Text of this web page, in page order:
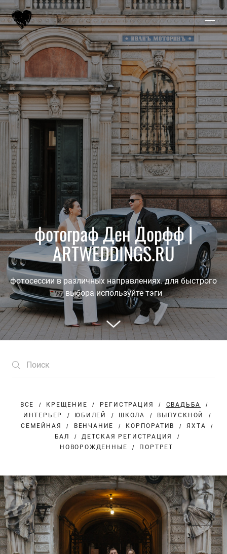
фотограф Ден Дорфф |
ARTWEDDINGS.RU
фотосессии в различных направлениях. для быстрого
выбора используйте тэги
ВСЕ КРЕЩЕНИЕ РЕГИСТРАЦИЯ
СВАДЬБА
ИНТЕРЬЕР
ЮБИЛЕЙ ШКОЛА
ВЫПУСКНОЙ
СЕМЕЙНАЯ
ВЕНЧАНИЕ КОРПОРАТИВ
ЯХТА
БАЛ
ДЕТСКАЯ РЕГИСТРАЦИЯ
НОВОРОЖДЕННЫЕ
ПОРТРЕТ